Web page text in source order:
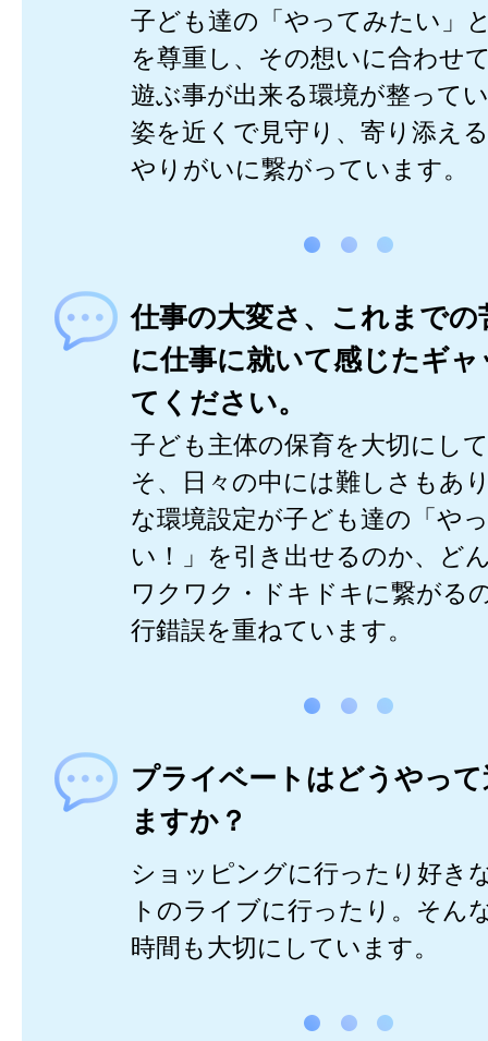
子ども達の「やってみたい」
を尊重し、その想いに合わせ
遊ぶ事が出来る環境が整って
姿を近くで見守り、寄り添え
やりがいに繋がっています。
仕事の大変さ、これまでの
に仕事に就いて感じたギ
てください。
子ども主体の保育を大切にし
そ、日々の中には難しさもあ
な環境設定が子ども達の「や
い！」を引き出せるのか、ど
ワクワク・ドキドキに繋がる
行錯誤を重ねています。
プライベートはどうやっ
ますか？
ショッピングに行ったり好き
トのライブに行ったり。そん
時間も大切にしています。